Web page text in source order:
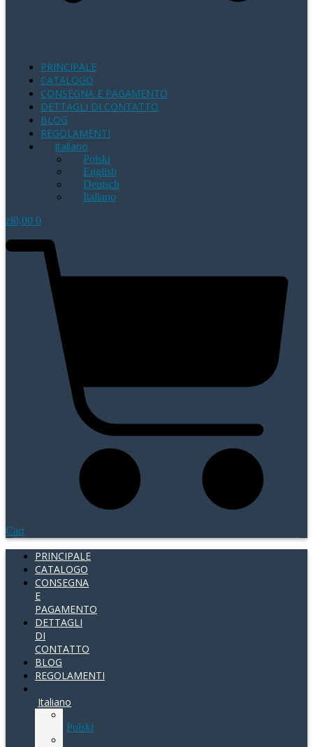
PRINCIPALE
CATALOGO
CONSEGNA E PAGAMENTO
DETTAGLI DI CONTATTO
BLOG
REGOLAMENTI
Italiano
Polski
English
Deutsch
Italiano
zł0,00 0
Cart
PRINCIPALE
CATALOGO
CONSEGNA
E
PAGAMENTO
DETTAGLI
DI
CONTATTO
BLOG
REGOLAMENTI
Italiano
Polski